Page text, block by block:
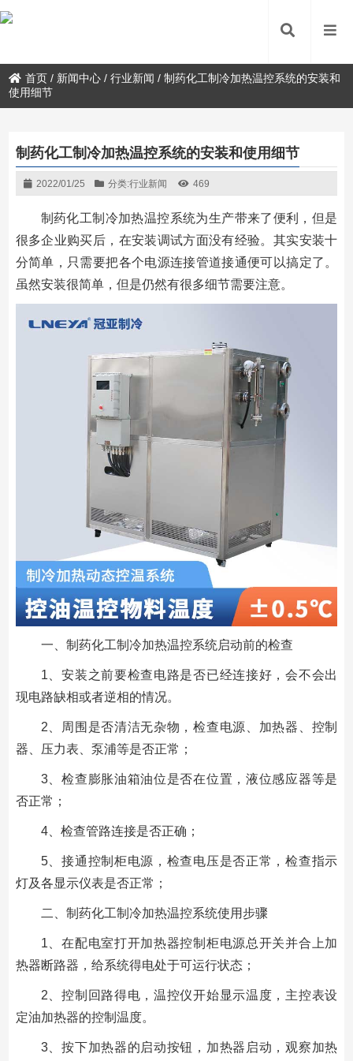
首页 / 新闻中心 /行业新闻 /制药化工制冷加热温控系统的安装和
使用细节
制药化工制冷加热温控系统的安装和使用细节
2022/01/25 分类:行业新闻 469
制药化工制冷加热温控系统为生产带来了便利，但是
很多企业购买后，在安装调试方面没有经验。其实安装十
分简单，只需要把各个电源连接管道接通便可以搞定了。
虽然安装很简单，但是仍然有很多细节需要注意。
一、制药化工制冷加热温控系统启动前的检查
1、安装之前要检查电路是否已经连接好，会不会出
现电路缺相或者逆相的情况。
2、周围是否清洁无杂物，检查电源、加热器、控制
器、压力表、泵浦等是否正常；
3、检查膨胀油箱油位是否在位置，液位感应器等是
否正常；
4、检查管路连接是否正确；
5、接通控制柜电源，检查电压是否正常，检查指示
灯及各显示仪表是否正常；
二、制药化工制冷加热温控系统使用步骤
1、在配电室打开加热器控制柜电源总开关并合上加
热器断路器，给系统得电处于可运行状态；
2、控制回路得电，温控仪开始显示温度，主控表设
定油加热器的控制温度。
3、按下加热器的启动按钮，加热器启动，观察加热